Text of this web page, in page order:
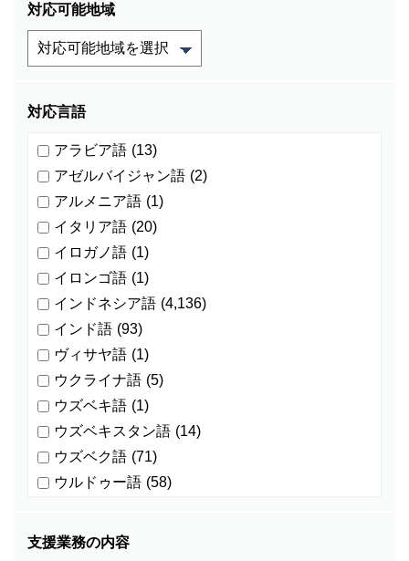
対応可能地域
対応言語
アラビア語 (13)
アゼルバイジャン語 (2)
アルメニア語 (1)
イタリア語 (20)
イロガノ語 (1)
イロンゴ語 (1)
インドネシア語 (4,136)
インド語 (93)
ヴィサヤ語 (1)
ウクライナ語 (5)
ウズベキ語 (1)
ウズベキスタン語 (14)
ウズベク語 (71)
ウルドゥー語 (58)
オランダ語
支援業務の内容